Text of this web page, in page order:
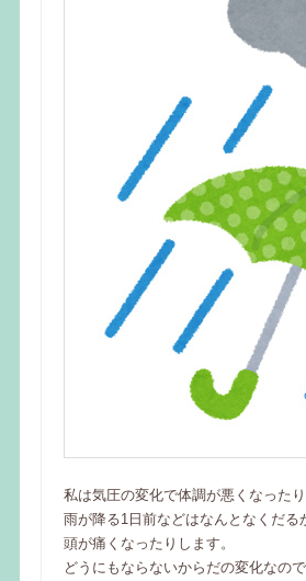
私は気圧の変化で体調が悪くなった
雨が降る1日前などはなんとなくだる
頭が痛くなったりします。
どうにもならないからだの変化なの